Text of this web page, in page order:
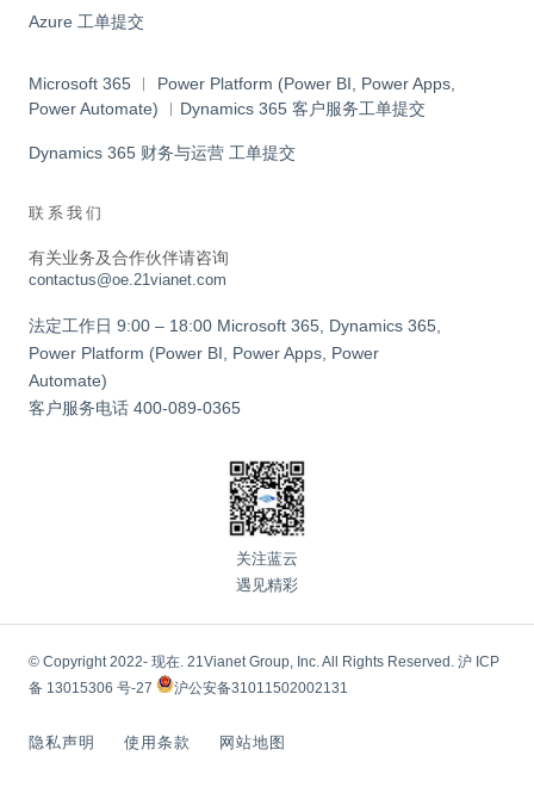
Azure 工单提交
Microsoft 365 ︱ Power Platform (Power BI, Power Apps,
Power Automate) ︱Dynamics 365 客户服务工单提交
Dynamics 365 财务与运营 工单提交
联系我们
有关业务及合作伙伴请咨询
contactus@oe.21vianet.com
法定工作日 9:00 – 18:00 Microsoft 365, Dynamics 365,
Power Platform (Power BI, Power Apps, Power
Automate)
客户服务电话 400-089-0365
关注蓝云
遇见精彩
© Copyright 2022- 现在. 21Vianet Group, Inc. All Rights Reserved. 沪 ICP
备 13015306 号-27
沪公安备31011502002131
隐私声明 使用条款 网站地图